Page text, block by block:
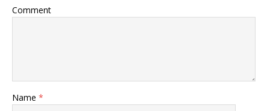
Comment
Name *